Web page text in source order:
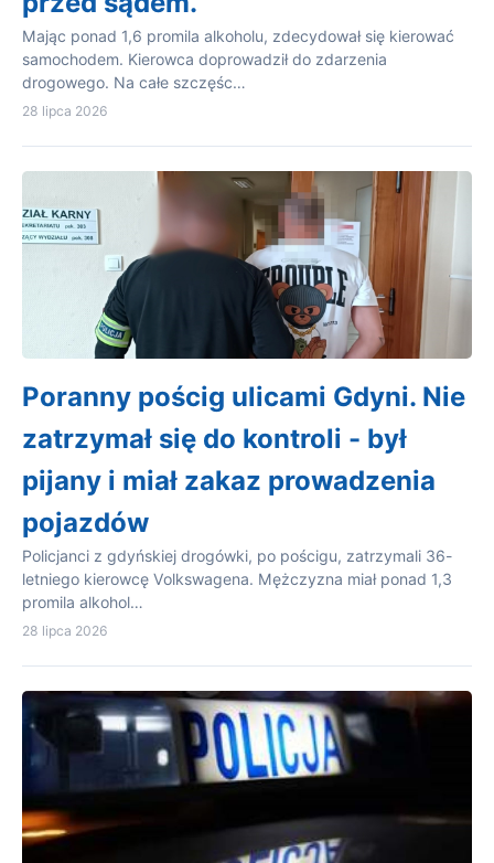
Mając ponad 1,6 promila alkoholu, zdecydował się kierować
samochodem. Kierowca doprowadził do zdarzenia
drogowego. Na całe szczęśc…
28 lipca 2026
Poranny pościg ulicami Gdyni. Nie
zatrzymał się do kontroli - był
pijany i miał zakaz prowadzenia
pojazdów
Policjanci z gdyńskiej drogówki, po pościgu, zatrzymali 36-
letniego kierowcę Volkswagena. Mężczyzna miał ponad 1,3
promila alkohol…
28 lipca 2026